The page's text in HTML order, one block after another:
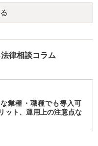
なるのは、原告被告共通で
律相談コラム
業種・職種でも導入可
ット、運用上の注意点な